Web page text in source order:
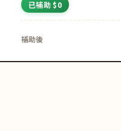
已補助 $0
補助後